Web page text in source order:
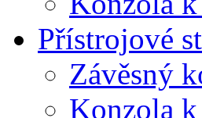
Přístrojové
Závěsný
Konzola